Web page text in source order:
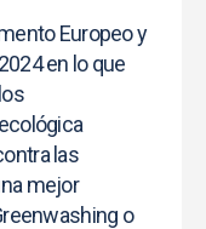
Europeo y
en lo que
las
mejor
o